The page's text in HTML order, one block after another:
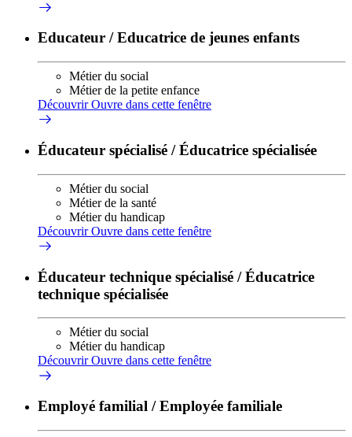
Educateur / Educatrice de jeunes enfants
Métier du social
Métier de la petite enfance
DécouvrirOuvre dans cette fenêtre
Éducateur spécialisé / Éducatrice spécialisée
Métier du social
Métier de la santé
Métier du handicap
DécouvrirOuvre dans cette fenêtre
Éducateur technique spécialisé / Éducatrice
technique spécialisée
Métier du social
Métier du handicap
DécouvrirOuvre dans cette fenêtre
Employé familial / Employée familiale